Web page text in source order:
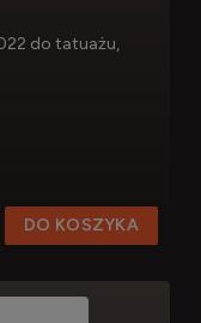
do tatuażu,
DO KOSZYKA